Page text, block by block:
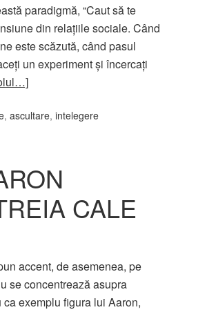
paradigmă, “Caut să te
din relaţiile sociale. Când
este scăzută, când pasul
un experiment şi încercaţi
, ascultare, intelegere
CALE
accent, de asemenea, pe
se concentrează asupra
exemplu figura lui Aaron,